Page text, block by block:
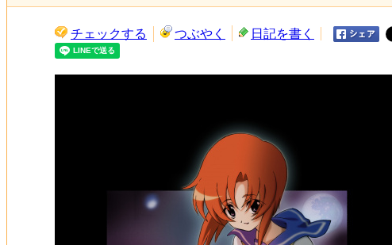
チェックする つぶやく 日記を書く